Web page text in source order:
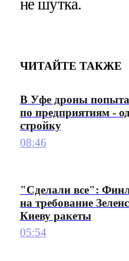
не шутка.
ЧИТАЙТЕ ТАКЖЕ
В Уфе дроны
по предприятиям -
стройку
08:46
"Сделали все":
на требование
Киеву ракеты
05:54